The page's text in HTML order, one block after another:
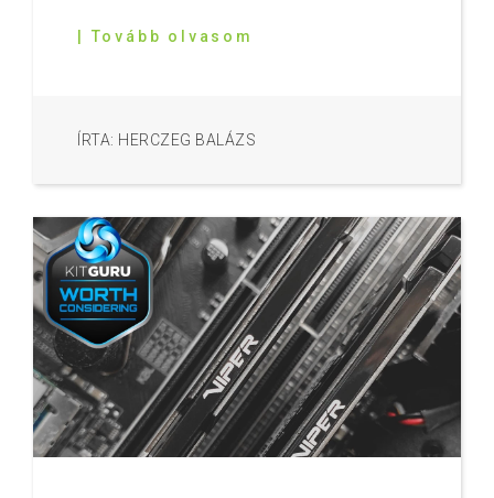
| Tovább olvasom
ÍRTA: HERCZEG BALÁZS